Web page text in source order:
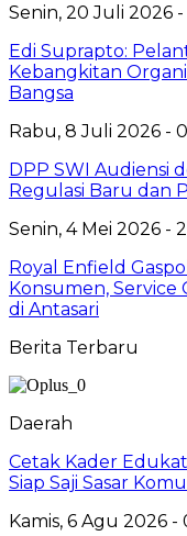
Senin, 20 Juli 2026
Edi Suprapto:
Kebangkitan
Bangsa
Rabu, 8 Juli 2026 -
DPP SWI Audiensi
Regulasi Baru dan
Senin, 4 Mei 2026 -
Royal Enfield
Konsumen, Service
di Antasari
Berita Terbaru
Daerah
Cetak Kader
Siap Saji Sasar
Kamis, 6 Agu 2026 -